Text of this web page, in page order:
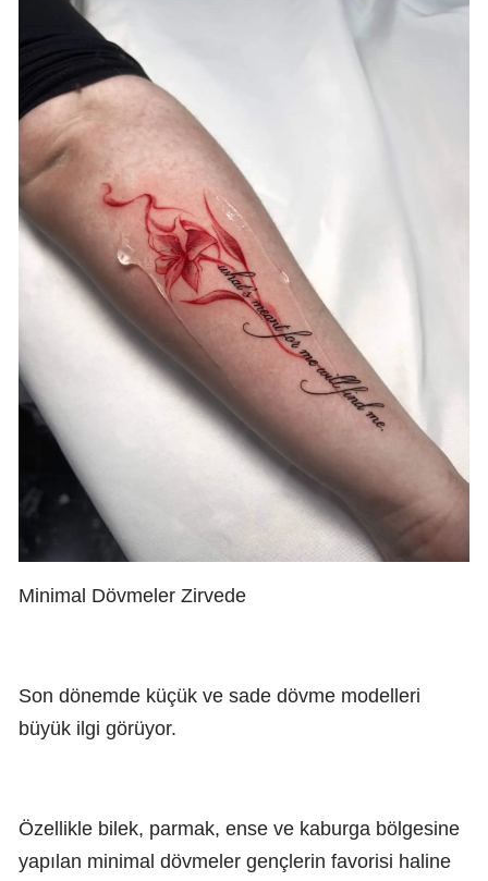
Minimal Dövmeler Zirvede
Son dönemde küçük ve sade dövme modelleri
büyük ilgi görüyor.
Özellikle bilek, parmak, ense ve kaburga bölgesine
yapılan minimal dövmeler gençlerin favorisi haline